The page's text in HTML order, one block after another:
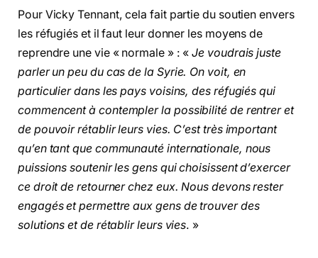
Pour Vicky Tennant, cela fait partie du soutien envers
les réfugiés et il faut leur donner les moyens de
reprendre une vie « normale » : «Je voudrais juste
parler un peu du cas de la Syrie. On voit, en
particulier dans les pays voisins, des réfugiés qui
commencent à contempler la possibilité de rentrer et
de pouvoir rétablir leurs vies. C’est très important
qu’en tant que communauté internationale, nous
puissions soutenir les gens qui choisissent d’exercer
ce droit de retourner chez eux. Nous devons rester
engagés et permettre aux gens de trouver des
solutions et de rétablir leurs vies. »